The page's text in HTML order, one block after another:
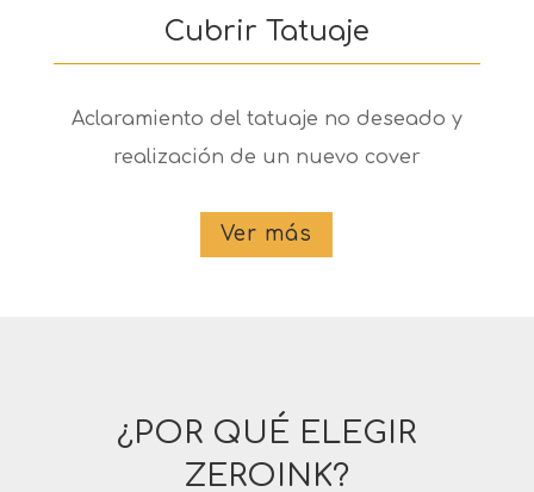
Cubrir Tatuaje
Aclaramiento del tatuaje no deseado y
realización de un nuevo cover
Ver más
¿POR QUÉ ELEGIR
ZEROINK?